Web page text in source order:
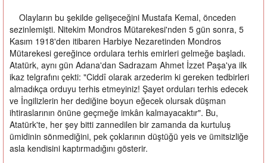
Olayların bu şekilde gelişeceğini Mustafa Kemal, önceden
sezinlemişti. Nitekim Mondros Mütarekesi'nden 5 gün sonra, 5
Kasım 1918'den itibaren Harbiye Nezaretinden Mondros
Mütarekesi gereğince ordulara terhis emirleri gelmeğe başladı.
Atatürk, aynı gün Adana'dan Sadrazam Ahmet İzzet Paşa'ya ilk
ikaz telgrafını çekti: "Ciddî olarak arzederim ki gereken tedbirleri
almadıkça orduyu terhis etmeyiniz! Şayet orduları terhis edecek
ve İngilizlerin her dediğine boyun eğecek olursak düşman
ihtiraslarının önüne geçmeğe imkân kalmayacaktır". Bu,
Atatürk'te, her şey bitti zannedilen bir zamanda da kurtuluş
ümidinin sönmediğini, pek çoklarının düştüğü yeis ve ümitsizliğe
asla kendisini kaptırmadığını gösterir.